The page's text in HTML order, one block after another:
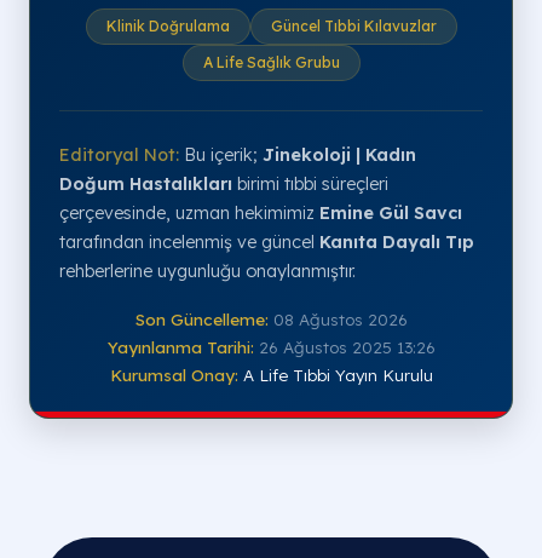
Klinik Doğrulama
Güncel Tıbbi Kılavuzlar
A Life Sağlık Grubu
Editoryal Not: Bu içerik; Jinekoloji | Kadın
Doğum Hastalıkları birimi tıbbi süreçleri
çerçevesinde, uzman hekimimiz Emine Gül Savcı
tarafından incelenmiş ve güncel Kanıta Dayalı Tıp
rehberlerine uygunluğu onaylanmıştır.
Son Güncelleme: 08 Ağustos 2026
Yayınlanma Tarihi: 26 Ağustos 2025 13:26
Kurumsal Onay: A Life Tıbbi Yayın Kurulu